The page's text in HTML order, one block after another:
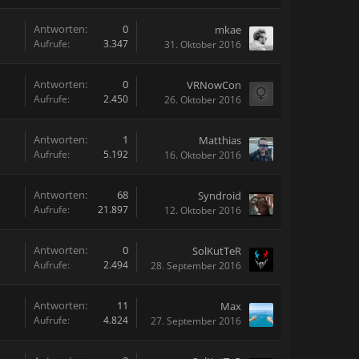
Antworten: 0
Aufrufe: 3.347
mkae
31. Oktober 2016
Antworten: 0
Aufrufe: 2.450
VRNowCon
26. Oktober 2016
Antworten: 1
Aufrufe: 5.192
Matthias
16. Oktober 2016
Antworten: 68
Aufrufe: 21.897
Syndroid
12. Oktober 2016
Antworten: 0
Aufrufe: 2.494
SolKutTeR
28. September 2016
Antworten: 11
Aufrufe: 4.824
Max
27. September 2016